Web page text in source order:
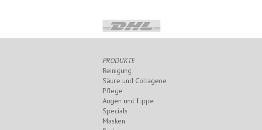
PRODUKTE
Reinigung
Säure und Collagene
Pflege
Augen und Lippe
Specials
Masken